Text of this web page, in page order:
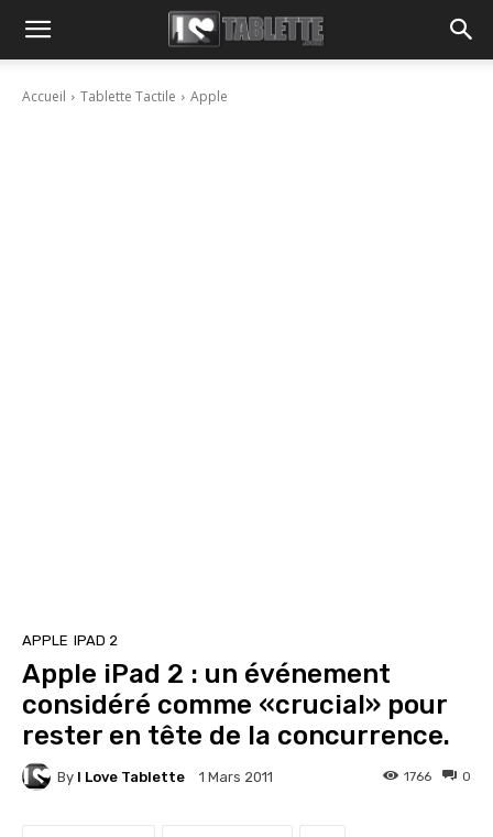
Accueil Tablette Tactile Apple
APPLE IPAD 2
Apple iPad 2 : un événement
considéré comme «crucial» pour
rester en tête de la concurrence.
By I Love Tablette 1 Mars 2011 0
1766